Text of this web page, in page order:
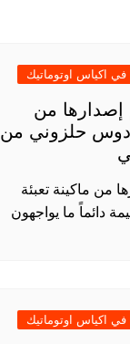
في اكياس اوتوماتيك
إصدارها من
حلزوني من
من ماكينة تعبئة
دائماً ما يواجهون
في اكياس اوتوماتيك